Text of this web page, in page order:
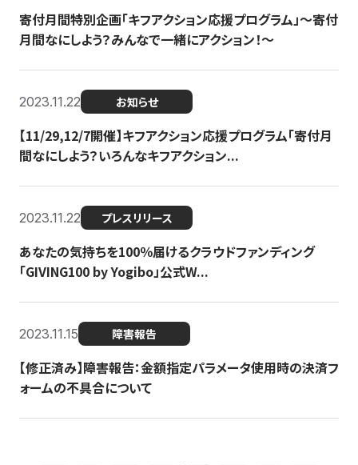
寄付月間特別企画「キフアクション応援プログラム」〜寄付
月間なにしよう？みんなで一緒にアクション！〜
2023.11.22 お知らせ
【11/29,12/7開催】キフアクション応援プログラム「寄付月
間なにしよう？いろんなキフアクション...
2023.11.22 プレスリリース
あなたの気持ちを100％届けるクラウドファンディング
「GIVING100 by Yogibo」公式W...
2023.11.15 障害報告
【修正済み】障害報告：金額指定パラメータ使用時の決済フ
ォームの不具合について